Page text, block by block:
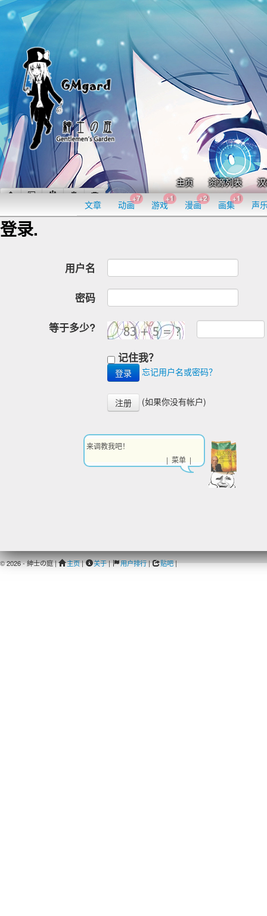
主页 资源列表
文章 动画
+7
游戏
+1
漫画
+2
画集
+1
声
登录.
用户名
密码
等于多少?
记住我？
忘记用户名或密码？
注册 (如果你没有帐户)
© 2026 - 紳士の庭 | 主页| 关于| 用户排行| 贴吧|
来调教我吧！
| 菜单 |